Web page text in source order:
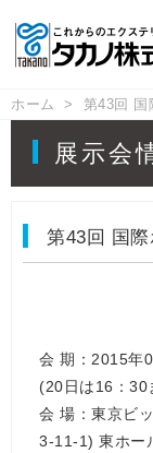
ホーム 第43回 国
展示会
第43回 国
会 期：2015年
(20日は16：30
会 場：東京ビ
3-11-1) 東ホー